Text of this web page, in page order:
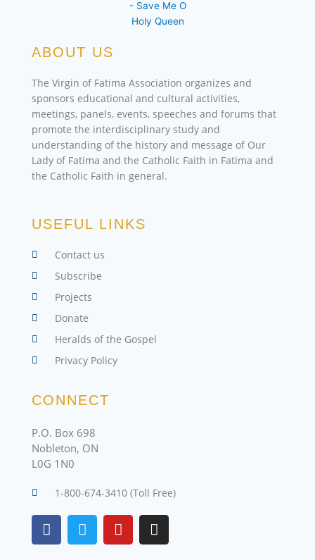
ABOUT US
The Virgin of Fatima Association organizes and
sponsors educational and cultural activities,
meetings, panels, events, speeches and forums that
promote the interdisciplinary study and
understanding of the history and message of Our
Lady of Fatima and the Catholic Faith in Fatima and
the Catholic Faith in general.
USEFUL LINKS
Contact us
Subscribe
Projects
Donate
Heralds of the Gospel
Privacy Policy
CONNECT
P.O. Box 698
Nobleton, ON
L0G 1N0
1-800-674-3410 (Toll Free)
F
a
T
w
Y
o
I
n